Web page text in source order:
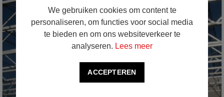
We gebruiken cookies om content te
personaliseren, om functies voor social media
te bieden en om ons websiteverkeer te
analyseren. Lees meer
ACCEPTEREN